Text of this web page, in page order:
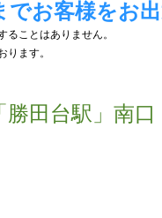
でお客様をお
ることはありません。
ります。
田台駅」南口